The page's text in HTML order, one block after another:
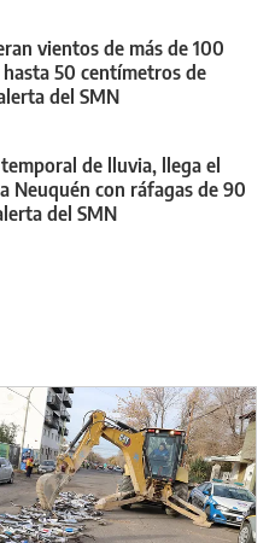
vientos de más de 100
50 centímetros de
del SMN
de lluvia, llega el
Neuquén con ráfagas de 90
del SMN